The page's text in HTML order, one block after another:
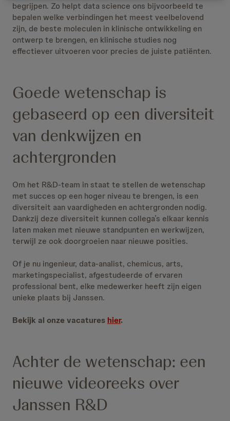
begrijpen. Zo helpt data science ons bijvoorbeeld te
bepalen welke verbindingen het meest veelbelovend
zijn, de beste moleculen in klinische ontwikkeling en
ontwerp te brengen, en klinische studies nog
effectiever uitvoeren voor precies de juiste patiënten.
Goede wetenschap is
gebaseerd op een diversiteit
van denkwijzen en
achtergronden
Om het R&D-team in staat te stellen de wetenschap
met succes op een hoger niveau te brengen, is een
diversiteit aan vaardigheden en achtergronden nodig.
Dankzij deze diversiteit kunnen collega’s elkaar kennis
laten maken met nieuwe standpunten en werkwijzen,
terwijl ze ook doorgroeien naar nieuwe posities.
Of je nu ingenieur, data-analist, chemicus, arts,
marketingspecialist, afgestudeerde of ervaren
professional bent, elke medewerker heeft zijn eigen
unieke plaats bij Janssen.
Bekijk al onze vacatures hier.
Achter de wetenschap: een
nieuwe videoreeks over
Janssen R&D